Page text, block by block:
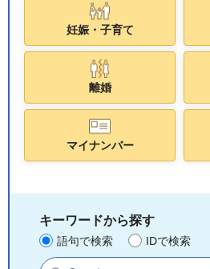
妊娠・子育て
離婚
マイナンバー
キーワードから探す
語句で検索 IDで検索